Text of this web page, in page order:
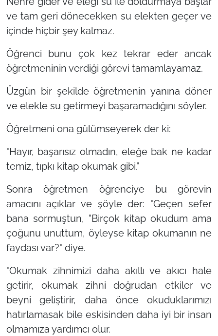
ve tam geri dönecekken su elekten geçer ve
içinde hiçbir şey kalmaz.
Öğrenci bunu çok kez tekrar eder ancak
öğretmeninin verdiği görevi tamamlayamaz.
Üzgün ​​bir şekilde öğretmenin yanına döner
ve elekle su getirmeyi başaramadığını söyler.
Öğretmeni ona gülümseyerek der ki:
"Hayır, başarısız olmadın, eleğe bak ne kadar
temiz, tıpkı kitap okumak gibi."
Sonra öğretmen öğrenciye bu görevin
amacını açıklar ve şöyle der: "Geçen sefer
bana sormuştun, "Birçok kitap okudum ama
çoğunu unuttum, öyleyse kitap okumanın ne
faydası var?" diye.
"Okumak zihnimizi daha akıllı ve akıcı hale
getirir, okumak zihni doğrudan etkiler ve
beyni geliştirir, daha önce okuduklarımızı
hatırlamasak bile eskisinden daha iyi bir insan
olmamıza yardımcı olur.